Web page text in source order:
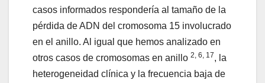
casos informados respondería al tamaño de la
pérdida de ADN del cromosoma 15 involucrado
en el anillo. Al igual que hemos analizado en
otros casos de cromosomas en anillo 2, 6, 17, la
heterogeneidad clínica y la frecuencia baja de